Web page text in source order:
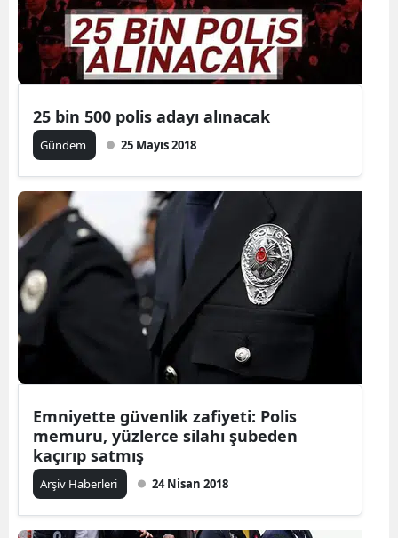
25 bin 500 polis adayı alınacak
Gündem 25 Mayıs 2018
Emniyette güvenlik zafiyeti: Polis
memuru, yüzlerce silahı şubeden
kaçırıp satmış
Arşiv Haberleri 24 Nisan 2018